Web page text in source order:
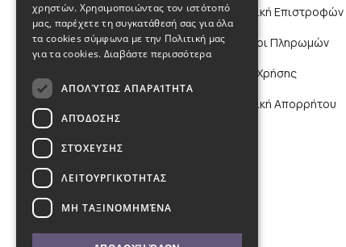
Πολιτική Επιστροφών
Τρόποι Πληρωμών
Όροι Χρήσης
Πολιτική Απορρήτου
χρηστών. Χρησιμοποιώντας τον ιστότοπό
μας, παρέχετε τη συγκατάθεσή σας για όλα
τα cookies σύμφωνα με την Πολιτική μας
για τα cookies. Διαβάστε περισσότερα
ΑΠΟΛΎΤΩΣ ΑΠΑΡΑΊΤΗΤΑ
ΑΠΌΔΟΣΗΣ
ΣΤΌΧΕΥΣΗΣ
ΛΕΙΤΟΥΡΓΙΚΌΤΗΤΑΣ
ΜΗ ΤΑΞΙΝΟΜΗΜΈΝΑ